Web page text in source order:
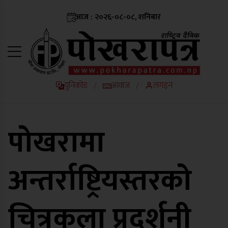
आज : २०२६-०८-०८, शनिबार
युनिकोड / आवाज / लगइन
पोखरामा
अन्तर्राष्ट्रियस्तरको